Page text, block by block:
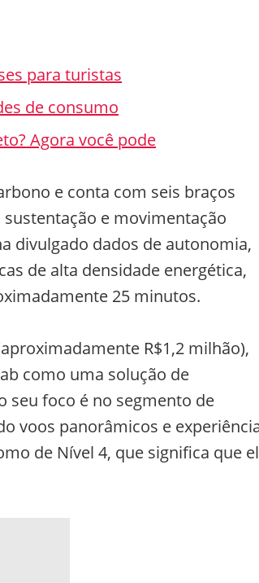
para turistas
de consumo
Agora você pode
e conta com seis braços
e movimentação
divulgado dados de autonomia,
de alta densidade energética,
25 minutos.
R$1,2 milhão),
como uma solução de
seu foco é no segmento de
voos panorâmicos e
de Nível 4, que significa que